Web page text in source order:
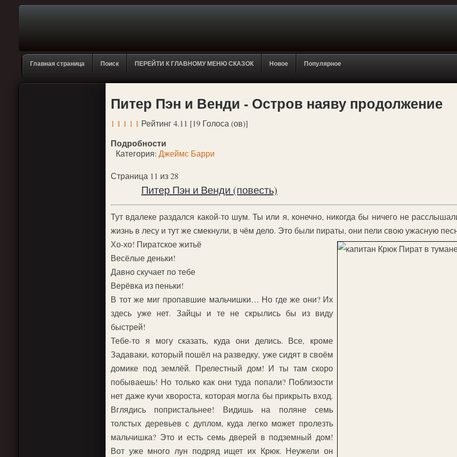
Главная страница Поиск ПЕРЕЙТИ К ГЛАВНОМУ МЕНЮ СКАЗОК Новое Популярное
Питер Пэн и Венди - Остров наяву продолжение
1 1 1 1 1 Рейтинг 4.11 [19 Голоса (ов)]
Подробности
Категория: Джеймс Барри
Страница 11 из 28
Питер Пэн и Венди (повесть)
Тут вдалеке раздался какой-то шум. Ты или я, конечно, никогда бы ничего не
жизнь в лесу и тут же смекнули, в чём дело. Это были пираты, они пели свою ужасную
Хо-хо! Пиратское житьё
Весёлые деньки!
Давно скучает по тебе
Верёвка из пеньки!
В тот же миг пропавшие мальчишки… Но где же они? Их
здесь уже нет. Зайцы и те не скрылись бы из виду
быстрей!
Тебе-то я могу сказать, куда они делись. Все, кроме
Задаваки, который пошёл на разведку, уже сидят в своём
домике под землёй. Прелестный дом! И ты там скоро
побываешь! Но только как они туда попали? Поблизости
нет даже кучи хвороста, которая могла бы прикрыть вход.
Вглядись попристальнее! Видишь на поляне семь
толстых деревьев с дуплом, куда легко может пролезть
мальчишка? Это и есть семь дверей в подземный дом!
Вот уже много лун подряд ищет их Крюк. Неужели он